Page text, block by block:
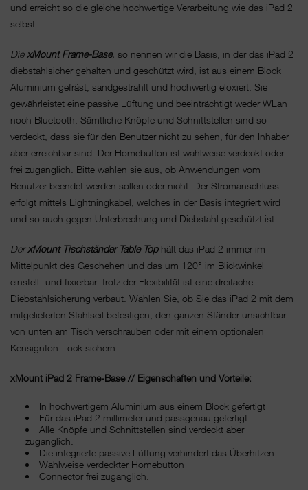
und erreicht so die gleiche hochwertige Verarbeitung wie das iPad 2
selbst.
Die xMount Frame-Base, so nennen wir die Basis, in der das iPad 2
diebstahlsicher gehalten und geschützt wird, ist aus einem Block
Aluminium gefräst, sandgestrahlt und hochwertig eloxiert. Sie
gewährleistet eine passive Lüftung und beeinträchtigt weder WLan
noch Bluetooth. Sämtliche Knöpfe und Schnittstellen sind so
verdeckt, dass sie für den Benutzer nicht zu sehen, für den Inhaber
aber erreichbar sind. Der Homebutton ist wahlweise verdeckt oder
frei zugänglich. Bitte wählen sie aus, ob Anwendungen vom
Benutzer beendet werden sollen oder nicht. Der Stromanschluss
erfolgt mittels Lightningkabel, welches in der Basis integriert wird
und so auch gegen Unterbrechung und Diebstahl geschützt ist.
DerxMount TischständerTable Top hält das iPad 2 immer im
Mittelpunkt des Geschehen und das um 120° im Blickwinkel
einstell- und fixierbar. Trotz der Flexibilität ist eine dreifache
Diebstahlsicherung verbaut. Wählen Sie, ob Sie das iPad 2 mit dem
mitgelieferten Stahlseil befestigen, den ganzen Ständer unsichtbar
von unten am Tisch verschrauben oder mit einem optionalen
Kensignton-Lock sichern.
xMount iPad 2 Frame-Base // Eigenschaften und Vorteile:
In hochwertigem Aluminium aus einem Block gefertigt
Für das iPad 2 millimeter und passgenau gefertigt.
Alle Knöpfe und Schnittstellen sind verdeckt aber
zugänglich.
Die integrierte passive Lüftung verhindert das Überhitzen.
Wahlweise verdeckter Homebutton
Connector frei zugänglich.